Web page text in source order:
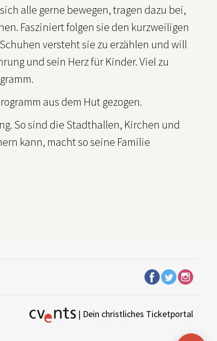
alle gerne bewegen, tragen dazu bei,
Fasziniert folgen sie den kurzweiligen
versteht sie zu erzählen und will
und sein Herz für Kinder. Viel zu
aus dem Hut gezogen.
So sind die Stadthallen, Kirchen und
kann, macht so seine Familie
| Dein christliches Ticketportal